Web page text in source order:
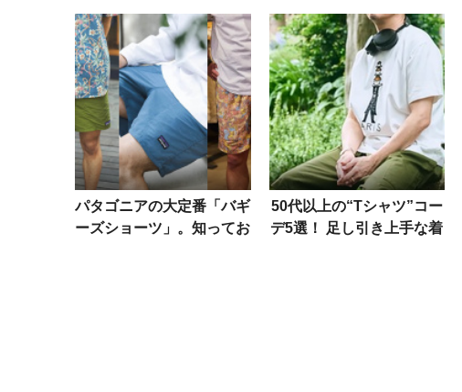
パタゴニアの大定番「バギ
ーズショーツ」。知ってお
50代以上の“Tシャツ”コー
デ5選！ 足し引き上手な着